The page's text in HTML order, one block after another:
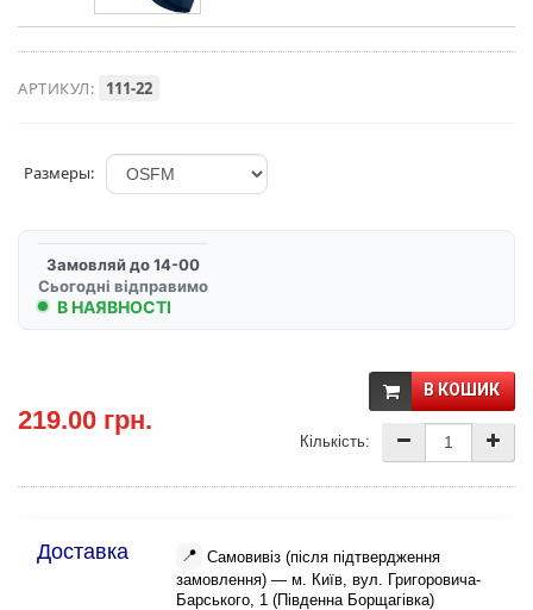
АРТИКУЛ: 111-22
Размеры:
Замовляй до 14-00
Сьогодні відправимо
В НАЯВНОСТІ
219.00 грн.
В КОШИК
Кількість:
Доставка 📍 Самовивіз (після підтвердження
замовлення) — м. Київ, вул. Григоровича-
Барського, 1 (Південна Борщагівка)